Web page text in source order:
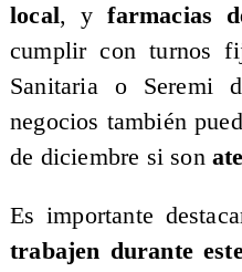
local, yfarmacias
cumplir con turnos
Sanitaria o Seremi
negocios también
de diciembre si son
Es importante
trabajen durante